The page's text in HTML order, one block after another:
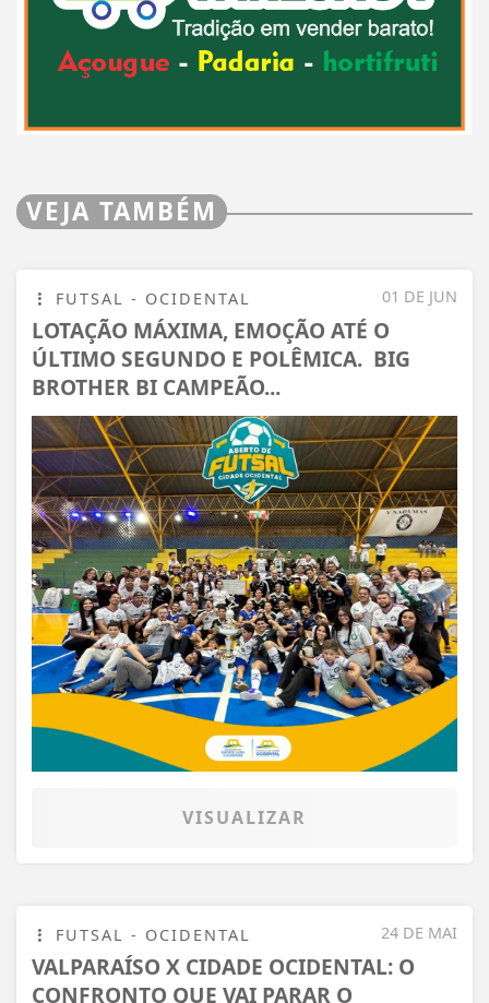
VEJA TAMBÉM
01 DE JUN
FUTSAL - OCIDENTAL
LOTAÇÃO MÁXIMA, EMOÇÃO ATÉ O
ÚLTIMO SEGUNDO E POLÊMICA. BIG
BROTHER BI CAMPEÃO...
VISUALIZAR
24 DE MAI
FUTSAL - OCIDENTAL
VALPARAÍSO X CIDADE OCIDENTAL: O
CONFRONTO QUE VAI PARAR O